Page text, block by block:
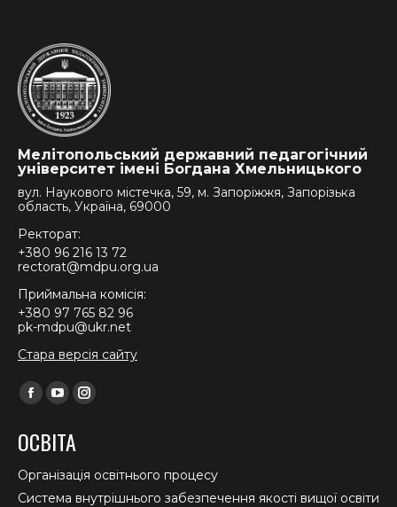
Мелітопольський державний педагогічний
університет імені Богдана Хмельницького
вул. Наукового містечка, 59, м. Запоріжжя, Запорізька
область, Україна, 69000
Ректорат:
+380 96 216 13 72
rectorat@mdpu.org.ua
Приймальна комісія:
+380 97 765 82 96
pk-mdpu@ukr.net
Стара версія сайту
Find us on:
Facebook
opens
in
new
YouTube
opens
in
new
Instagram
in
new
ОСВІТА
Організація освітнього процесу
Система внутрішнього забезпечення якості вищої освіти